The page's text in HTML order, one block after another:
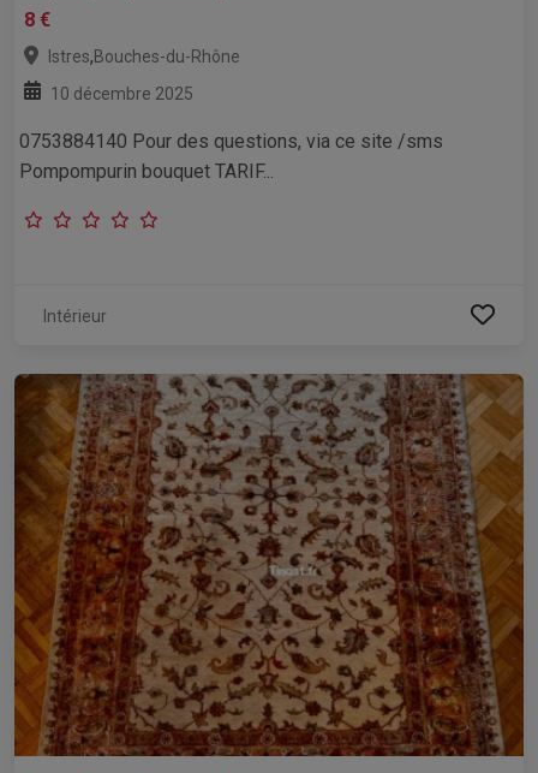
8 €
Istres,Bouches-du-Rhône
10 décembre 2025
0753884140 Pour des questions, via ce site /sms
Pompompurin bouquet TARIF...
Intérieur